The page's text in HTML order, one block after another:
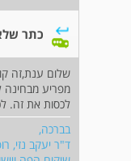
שלום ענת,זה
מפריע מבחינה
לכסות את זה.
בברכה,
ד"ר יעקב נזי,